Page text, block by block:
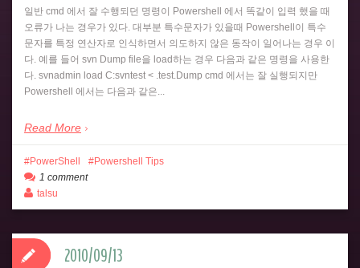
일반 cmd 에서 잘 수행되던 명령이 Powershell 에서 똑같이 입력 했을 때
오류가 나는 경우가 있다. 대부분 특수문자가 있을때 Powershell이 특수
문자를 특정 연산자로 인식하면서 의도하지 않은 동작이 일어나는 경우 이
다. 예를 들어 svn Dump file을 load하는 경우 다음과 같은 명령을 사용한
다. svnadmin load C:svntest < .test.Dump cmd 에서는 잘 실행되지만
Powershell 에서는 다음과 같은...
Read More
PowerShell
Powershell Tips
1 comment
talsu
2010/09/13